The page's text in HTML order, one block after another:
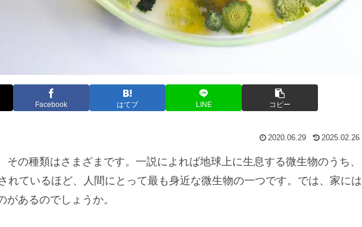
Facebook はてブ LINE コピー
2020.06.29 2025.02.26
その種類はさまざまです。一説によれば地球上に生息する微生物のうち、
れているほど、人間にとって最も身近な微生物の一つです。では、家には
があるのでしょうか。